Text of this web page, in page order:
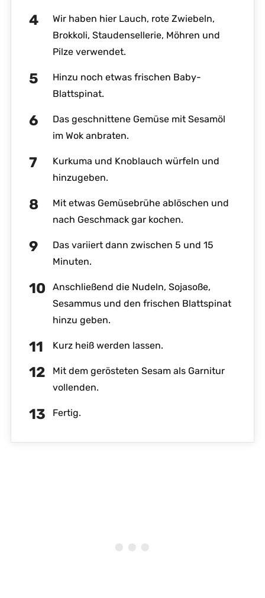
Wir haben hier Lauch, rote Zwiebeln,
Brokkoli, Staudensellerie, Möhren und
Pilze verwendet.
Hinzu noch etwas frischen Baby-
Blattspinat.
Das geschnittene Gemüse mit Sesamöl
im Wok anbraten.
Kurkuma und Knoblauch würfeln und
hinzugeben.
Mit etwas Gemüsebrühe ablöschen und
nach Geschmack gar kochen.
Das variiert dann zwischen 5 und 15
Minuten.
Anschließend die Nudeln, Sojasoße,
Sesammus und den frischen Blattspinat
hinzu geben.
Kurz heiß werden lassen.
Mit dem gerösteten Sesam als Garnitur
vollenden.
Fertig.